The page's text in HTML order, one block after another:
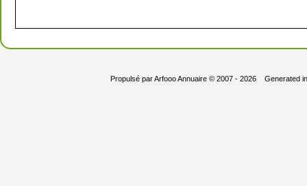
Propulsé parArfooo Annuaire© 2007 - 2026 Generated